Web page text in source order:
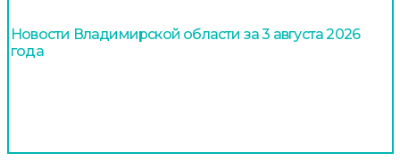
Новости Владимирской области за 3 августа 2026
года